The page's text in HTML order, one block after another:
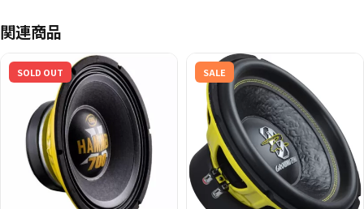
関連商品
SOLD OUT SALE